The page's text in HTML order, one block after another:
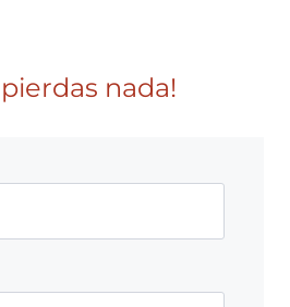
pierdas nada!